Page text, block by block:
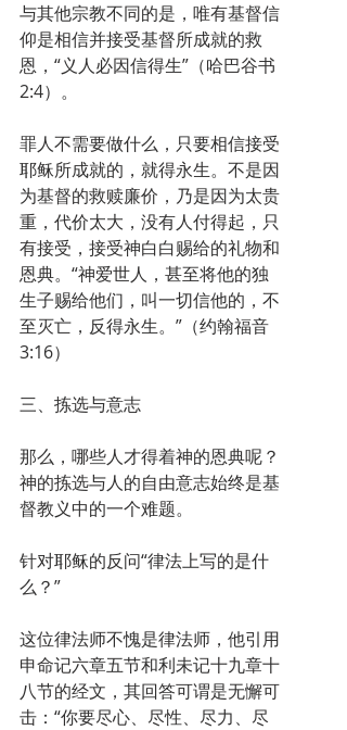
与其他宗教不同的是，唯有基督信
仰是相信并接受基督所成就的救
恩，“义人必因信得生”（哈巴谷书
2:4）。
罪人不需要做什么，只要相信接受
耶稣所成就的，就得永生。不是因
为基督的救赎廉价，乃是因为太贵
重，代价太大，没有人付得起，只
有接受，接受神白白赐给的礼物和
恩典。“神爱世人，甚至将他的独
生子赐给他们，叫一切信他的，不
至灭亡，反得永生。”（约翰福音
3:16）
三、拣选与意志
那么，哪些人才得着神的恩典呢？
神的拣选与人的自由意志始终是基
督教义中的一个难题。
针对耶稣的反问“律法上写的是什
么？”
这位律法师不愧是律法师，他引用
申命记六章五节和利未记十九章十
八节的经文，其回答可谓是无懈可
击：“你要尽心、尽性、尽力、尽